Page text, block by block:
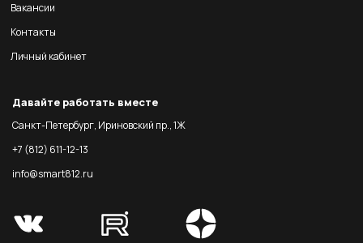
Вакансии
Контакты
Личный кабинет
Давайте работать вместе
Санкт-Петербург, Ириновский пр., 1Ж
+7 (812) 611-12-13
info@smart812.ru